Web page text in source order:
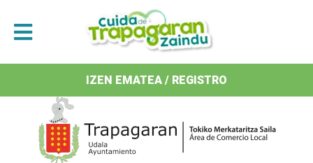
Antolatzaileak / Organizan
IZEN EMATEA / REGISTRO